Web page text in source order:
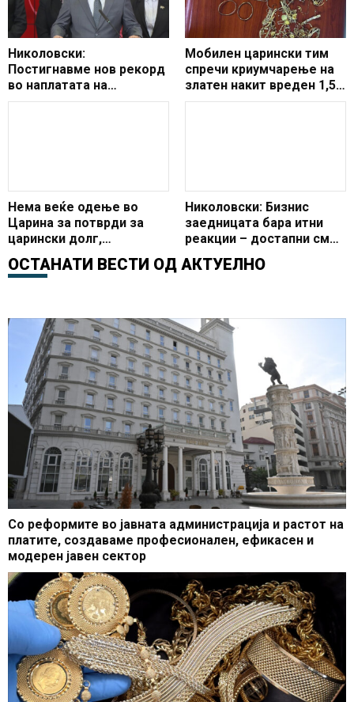
Николовски:
Постигнавме нов рекорд
во наплатата на
месечните царински
Мобилен царински тим
спречи криумчарење на
златен накит вреден 1,5
милиони денари
Нема веќе одење во
Царина за потврди за
царински долг,
Централен регистар со
еден клик ги гледа
Николовски: Бизнис
заедницата бара итни
реакции – достапни сме
за нив 24/7
ОСТАНАТИ ВЕСТИ ОД АКТУЕЛНО
Со реформите во јавната администрација и растот на
платите, создаваме професионален, ефикасен и
модерен јавен сектор